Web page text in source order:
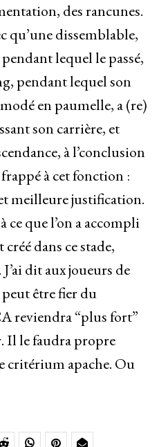
des rancunes.
qu’une dissemblable,
lequel le passé,
pendant lequel son
en paumelle, a (re)
son carrière, et
à l’conclusion
à cet fonction :
meilleure justification.
ce que l’on a accompli
créé dans ce stade,
dit aux joueurs de
être fier du
reviendra “plus fort”
Il le faudra propre
critérium apache. Ou